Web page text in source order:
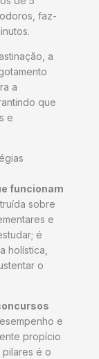
faz-
a
a
que
e
funcionam
sobre
e
é
holística,
o
e
propício
pilares é o